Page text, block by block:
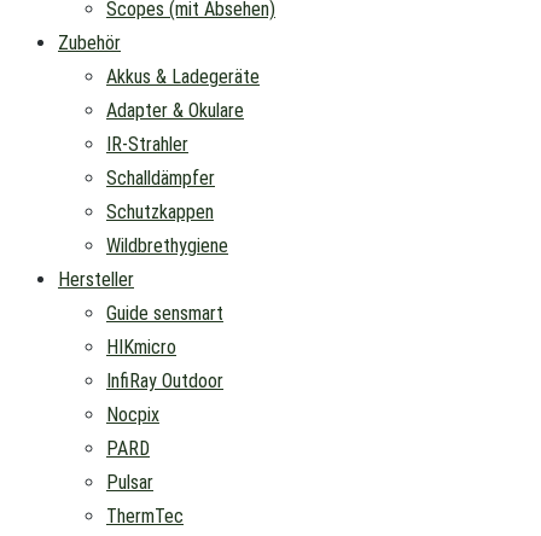
Scopes (mit Absehen)
Zubehör
Akkus & Ladegeräte
Adapter & Okulare
IR-Strahler
Schalldämpfer
Schutzkappen
Wildbrethygiene
Hersteller
Guide sensmart
HIKmicro
InfiRay Outdoor
Nocpix
PARD
Pulsar
ThermTec